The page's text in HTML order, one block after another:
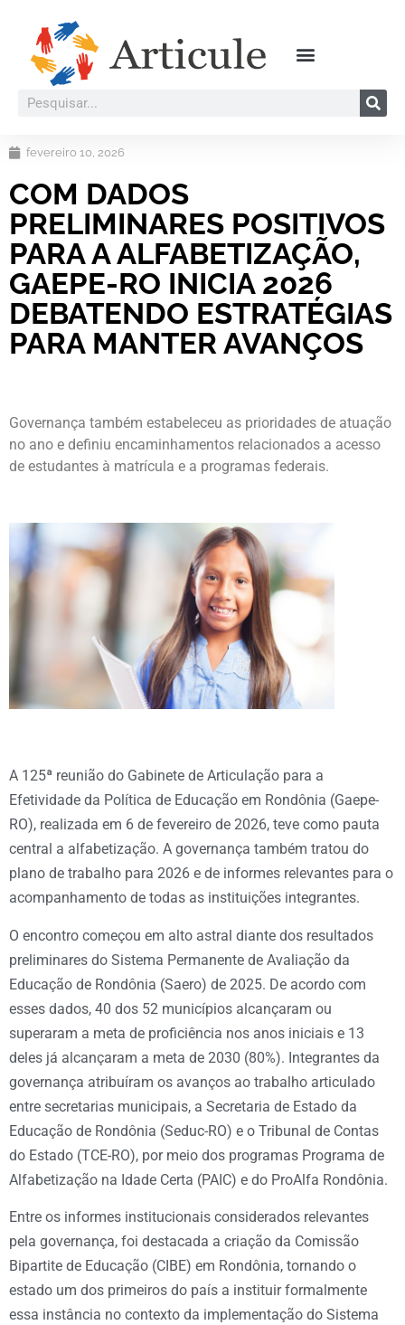
fevereiro 10, 2026
COM DADOS
PRELIMINARES POSITIVOS
PARA A ALFABETIZAÇÃO,
GAEPE-RO INICIA 2026
DEBATENDO ESTRATÉGIAS
PARA MANTER AVANÇOS
Governança também estabeleceu as prioridades de atuação
no ano e definiu encaminhamentos relacionados a acesso
de estudantes à matrícula e a programas federais.
A 125ª reunião do Gabinete de Articulação para a
Efetividade da Política de Educação em Rondônia (Gaepe-
RO), realizada em 6 de fevereiro de 2026, teve como pauta
central a alfabetização. A governança também tratou do
plano de trabalho para 2026 e de informes relevantes para o
acompanhamento de todas as instituições integrantes.
O encontro começou em alto astral diante dos resultados
preliminares do Sistema Permanente de Avaliação da
Educação de Rondônia (Saero) de 2025. De acordo com
esses dados, 40 dos 52 municípios alcançaram ou
superaram a meta de proficiência nos anos iniciais e 13
deles já alcançaram a meta de 2030 (80%). Integrantes da
governança atribuíram os avanços ao trabalho articulado
entre secretarias municipais, a Secretaria de Estado da
Educação de Rondônia (Seduc-RO) e o Tribunal de Contas
do Estado (TCE-RO), por meio dos programas Programa de
Alfabetização na Idade Certa (PAIC) e do ProAlfa Rondônia.
Entre os informes institucionais considerados relevantes
pela governança, foi destacada a criação da Comissão
Bipartite de Educação (CIBE) em Rondônia, tornando o
estado um dos primeiros do país a instituir formalmente
essa instância no contexto da implementação do Sistema